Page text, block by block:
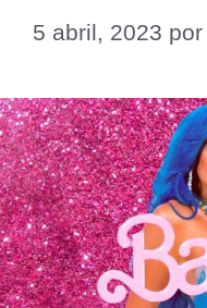
5 abril, 2023 por